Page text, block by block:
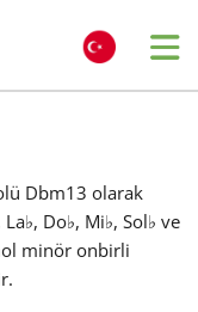
Dbm13 olarak
La♭, Do♭, Mi♭, Sol♭ ve
minör onbirli